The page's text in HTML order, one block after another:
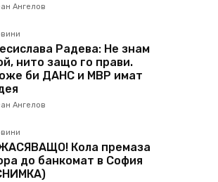
Ангелов
Радева: Не знам
нито защо го прави.
би ДАНС и МВР имат
Ангелов
Кола премаза
до банкомат в София